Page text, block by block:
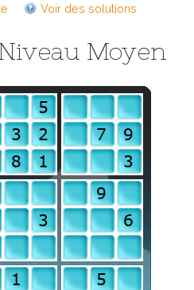
Voir des solutions
Moyen